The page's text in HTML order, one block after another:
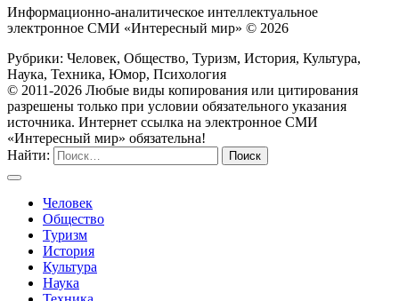
Информационно-аналитическое интеллектуальное
электронное СМИ «Интересный мир» © 2026
Рубрики: Человек, Общество, Туризм, История, Культура,
Наука, Техника, Юмор, Психология
© 2011-2026 Любые виды копирования или цитирования
разрешены только при условии обязательного указания
источника. Интернет ссылка на электронное СМИ
«Интересный мир» обязательна!
Найти:
Человек
Общество
Туризм
История
Культура
Наука